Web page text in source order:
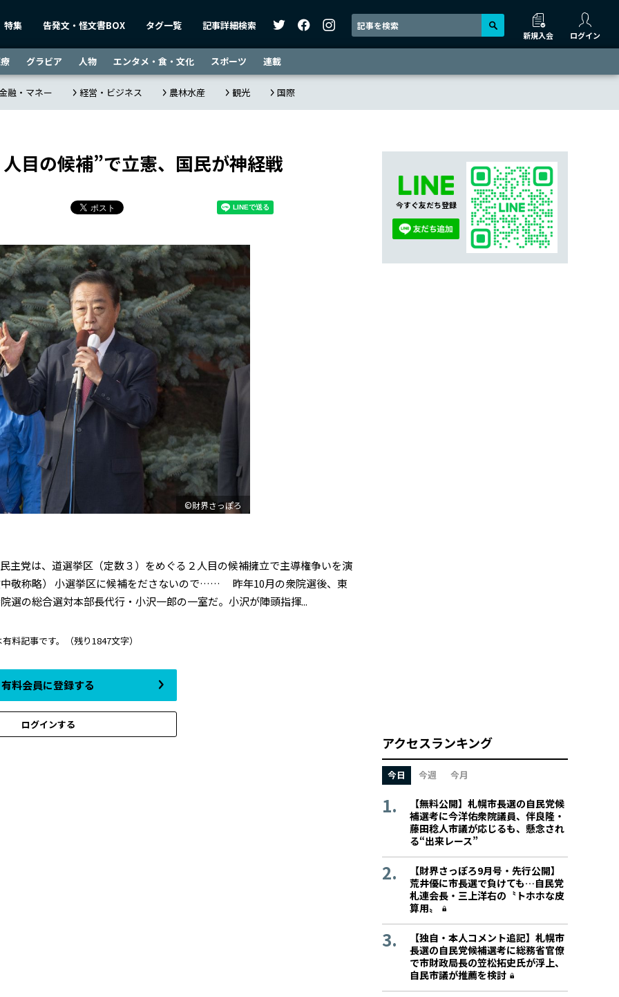
特集 告発文・怪文書BOX タグ一覧 記事詳細検索
新規入会 ログイン
グラビア 人物 エンタメ・食・文化 スポーツ 連載
融・マネー 経営・ビジネス 農林水産 観光 国際
目の候補”で立憲、国民が神経戦
©財界さっぽろ
党は、道選挙区（定数３）をめぐる２人目の候補擁立で主導権争いを演
敬称略） 小選挙区に候補をださないので…… 昨年10月の衆院選後、東
選の総合選対本部長代行・小沢一郎の一室だ。小沢が陣頭指揮...
料記事です。 （残り1847文字）
有料会員に登録する
ログインする
今すぐ友だち登録
アクセスランキング
今日 今週 今月
【無料公開】札幌市長選の自民党候
補選考に今洋佑衆院議員、伴良隆・
藤田稔人市議が応じるも、懸念され
る“出来レース”
【財界さっぽろ9月号・先行公開】
荒井優に市長選で負けても…自民党
札連会長・三上洋右の〝トホホな皮
算用〟
【独自・本人コメント追記】札幌市
長選の自民党候補選考に総務省官僚
で市財政局長の笠松拓史氏が浮上、
自民市議が推薦を検討